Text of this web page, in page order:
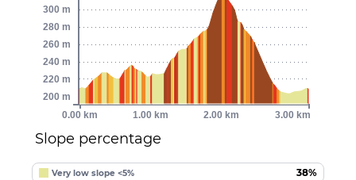
Slope percentage
Very low slope <5% 38%
0.00 km 1.00 km 2.00 km 3.00 km
200 m
220 m
240 m
260 m
280 m
300 m